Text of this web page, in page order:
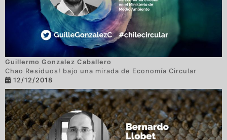
Guillermo Gonzalez Caballero
Chao Residuos! bajo una mirada de Economía Circular
12/12/2018